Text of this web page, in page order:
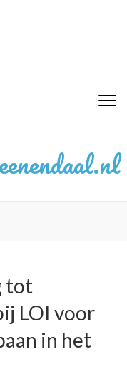
tot
LOI voor
in het